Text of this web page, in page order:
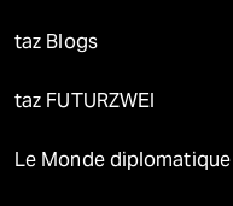
taz Blogs
taz FUTURZWEI
Le Monde diplomatique